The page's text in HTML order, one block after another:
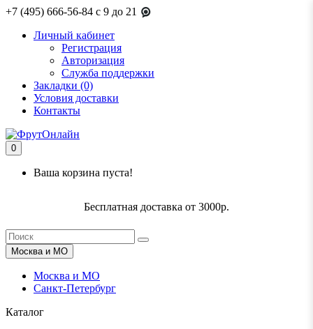
+7 (495) 666-56-84 c 9 до 21
Личный кабинет
Регистрация
Авторизация
Служба поддержки
Закладки (0)
Условия доставки
Контакты
0
Ваша корзина пуста!
Бесплатная доставка от 3000р.
Москва и МО
Москва и МО
Санкт-Петербург
Каталог